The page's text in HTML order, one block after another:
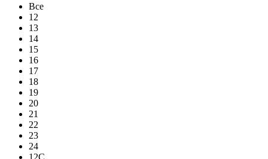
Все
12
13
14
15
16
17
18
19
20
21
22
23
24
12C